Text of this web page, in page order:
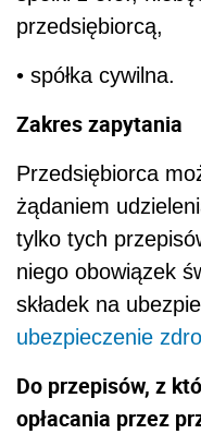
przedsiębiorcą,
• spółka cywilna.
Zakres zapytania
Przedsiębiorca
żądaniem
tylko tych
niego obowiązek
składek na
ubezpieczenie
Do przepisów, z
opłacania przez